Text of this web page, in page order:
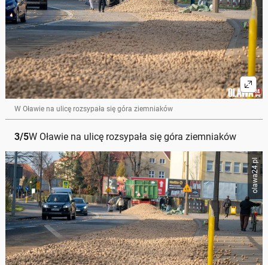
W Oławie na ulicę rozsypała się góra ziemniaków
3/5W Oławie na ulicę rozsypała się góra ziemniaków
olawa24.pl